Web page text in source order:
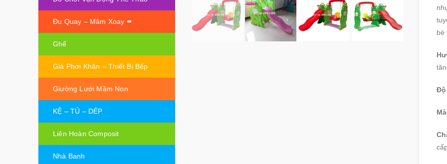
bé
Độ
Đu Quay – Mâm Xoay
Ghế
Giá Phơi Khăn – Thiết Bị Bếp
Giường Lưới Mầm Non
KỆ – TỦ – DÉP
Liên Hoàn Composit
Nhà Banh